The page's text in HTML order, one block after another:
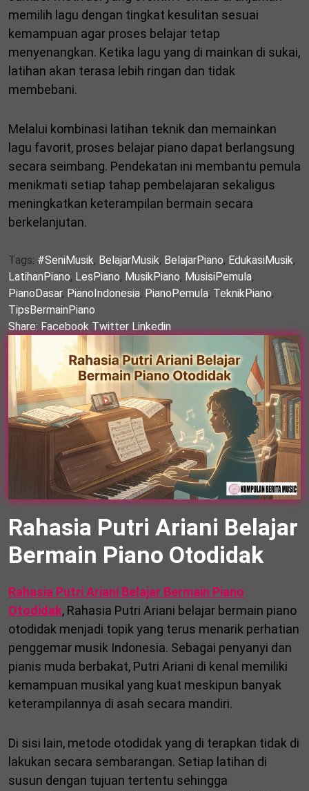
memilih lagu dengan tingkat kesulitan sesuai
kemampuan agar proses belajar tetap
menyenangkan. Ketika lagu yang di mainkan di sukai,
latihan akan terasa lebih ringan dan tidak
membebani.
Melalui kombinasi latihan teknik dan memainkan
lagu favorit, proses belajar piano dapat berlangsung
secara seimbang. Pendekatan ini membantu pemula
menikmati setiap tahap pembelajaran sekaligus
meningkatkan keterampilan bermain secara
berkelanjutan.
Tags: #SeniMusik, BelajarMusik, BelajarPiano, EdukasiMusik,
LatihanPiano, LesPiano, MusikPiano, MusisiPemula,
PianoDasar, PianoIndonesia, PianoPemula, TeknikPiano,
TipsBermainPiano
Share: Facebook Twitter Linkedin
Rahasia Putri Ariani Belajar
Bermain Piano Otodidak
Rahasia Putri Ariani Belajar Bermain Piano
Otodidak, Rahasia Putri Ariani belajar bermain piano
otodidak menjadi topik yang terus menarik perhatian
penggemar musik Indonesia. Sebagai penyanyi dan
pianis muda berbakat, Putri Ariani di kenal memiliki
kemampuan musikal yang kuat meskipun banyak
keterampilannya di asah secara mandiri.
Di sisi lain, metode otodidak yang di terapkan tidak di
lakukan secara sembarangan. Setiap latihan di
susun dengan tujuan tertentu sehingga